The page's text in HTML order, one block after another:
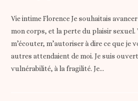
Vie intime Florence Je souhaitais
mon corps, et la perte du plaisir sexuel.
m’écouter, m’autoriser à dire ce que je
autres attendaient de moi. Je suis
vulnérabilité, à la fragilité. Je…